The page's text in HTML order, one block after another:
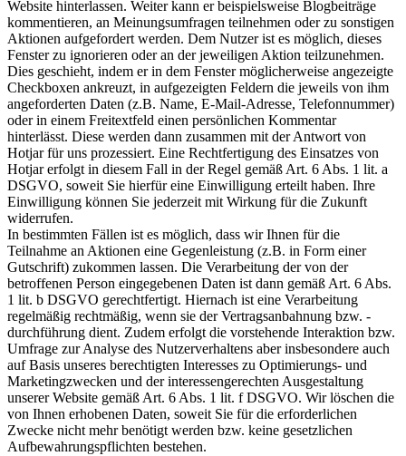
Website hinterlassen. Weiter kann er beispielsweise Blogbeiträge
kommentieren, an Meinungsumfragen teilnehmen oder zu sonstigen
Aktionen aufgefordert werden. Dem Nutzer ist es möglich, dieses
Fenster zu ignorieren oder an der jeweiligen Aktion teilzunehmen.
Dies geschieht, indem er in dem Fenster möglicherweise angezeigte
Checkboxen ankreuzt, in aufgezeigten Feldern die jeweils von ihm
angeforderten Daten (z.B. Name, E-Mail-Adresse, Telefonnummer)
oder in einem Freitextfeld einen persönlichen Kommentar
hinterlässt. Diese werden dann zusammen mit der Antwort von
Hotjar für uns prozessiert. Eine Rechtfertigung des Einsatzes von
Hotjar erfolgt in diesem Fall in der Regel gemäß Art. 6 Abs. 1 lit. a
DSGVO, soweit Sie hierfür eine Einwilligung erteilt haben. Ihre
Einwilligung können Sie jederzeit mit Wirkung für die Zukunft
widerrufen.
In bestimmten Fällen ist es möglich, dass wir Ihnen für die
Teilnahme an Aktionen eine Gegenleistung (z.B. in Form einer
Gutschrift) zukommen lassen. Die Verarbeitung der von der
betroffenen Person eingegebenen Daten ist dann gemäß Art. 6 Abs.
1 lit. b DSGVO gerechtfertigt. Hiernach ist eine Verarbeitung
regelmäßig rechtmäßig, wenn sie der Vertragsanbahnung bzw. -
durchführung dient. Zudem erfolgt die vorstehende Interaktion bzw.
Umfrage zur Analyse des Nutzerverhaltens aber insbesondere auch
auf Basis unseres berechtigten Interesses zu Optimierungs- und
Marketingzwecken und der interessengerechten Ausgestaltung
unserer Website gemäß Art. 6 Abs. 1 lit. f DSGVO. Wir löschen die
von Ihnen erhobenen Daten, soweit Sie für die erforderlichen
Zwecke nicht mehr benötigt werden bzw. keine gesetzlichen
Aufbewahrungspflichten bestehen.